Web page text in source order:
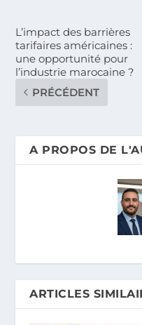
L’impact des barrières
tarifaires américaines :
une opportunité pour
l’industrie marocaine ?
PRÉCÉDENT
A PROPOS DE
ARTICLES